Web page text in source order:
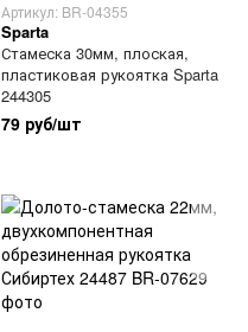
Артикул: BR-04355
Sparta
Стамеска 30мм, плоская,
пластиковая рукоятка Sparta
244305
79 руб/шт